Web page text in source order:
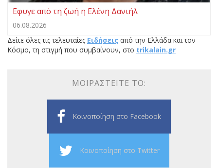
Εφυγε από τη ζωή η Ελένη Δανιήλ
06.08.2026
Δείτε όλες τις τελευταίες Ειδήσεις από την Ελλάδα και τον
Κόσμο, τη στιγμή που συμβαίνουν, στο trikalain.gr
ΜΟΙΡΑΣΤΕΊΤΕ ΤΟ:
Κοινοποίηση στο Facebook
Κοινοποίηση στο Twitter